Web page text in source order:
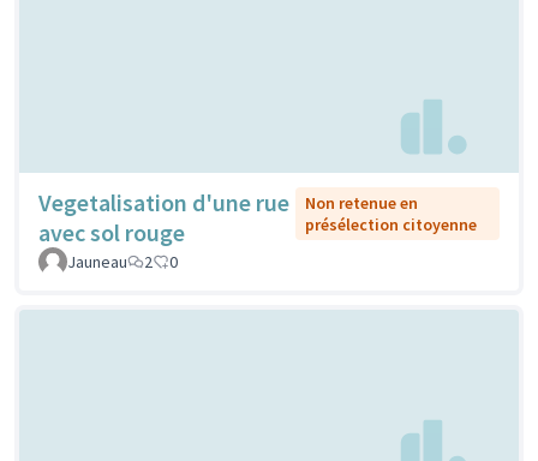
Vegetalisation d'une rue
avec sol rouge
Non retenue en
présélection citoyenne
Jauneau
2 0